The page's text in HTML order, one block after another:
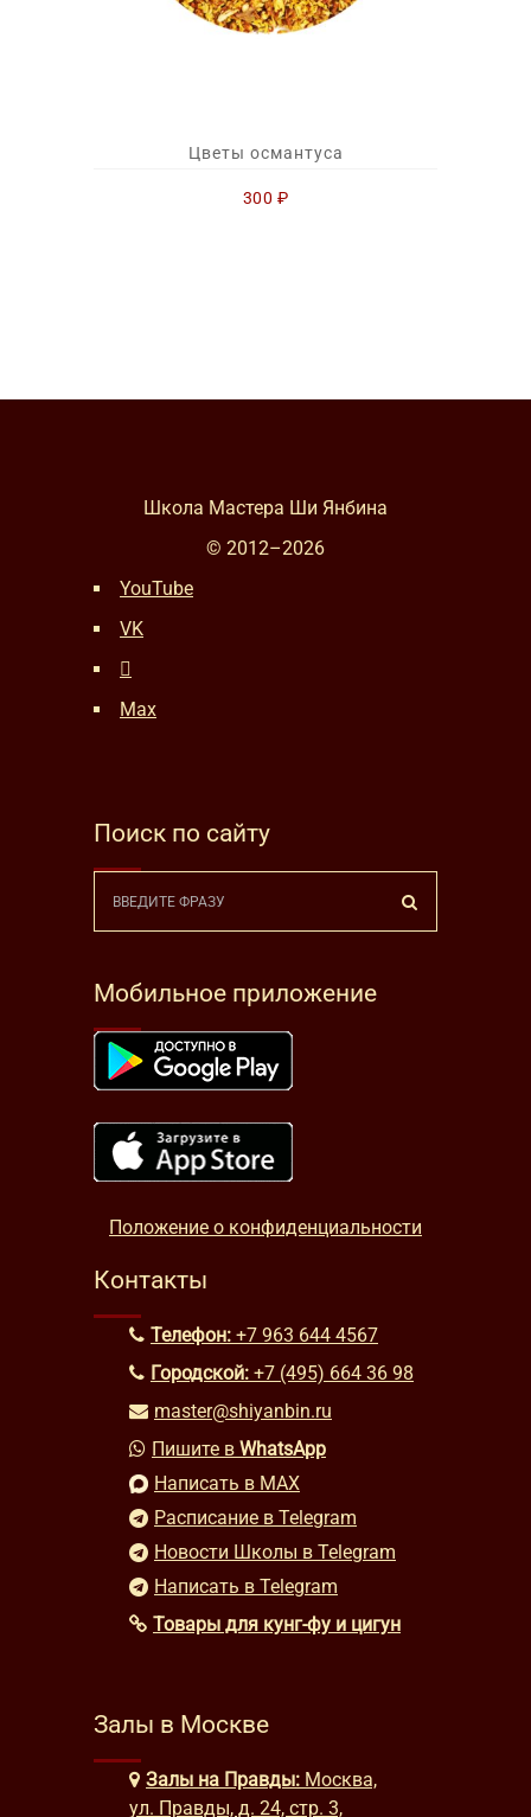
Цветы османтуса
300 ₽
Школа Мастера Ши Янбина
© 2012–2026
YouTube
VK
Max
Поиск по сайту
Мобильное приложение
Положение о конфиденциальности
Контакты
Телефон: +7 963 644 4567
Городской: +7 (495) 664 36 98
master@shiyanbin.ru
Пишите в WhatsApp
Написать в MAX
Расписание в Telegram
Новости Школы в Telegram
Написать в Telegram
Товары для кунг-фу и цигун
Залы в Москве
Залы на Правды: Москва,
ул. Правды, д. 24, стр. 3,